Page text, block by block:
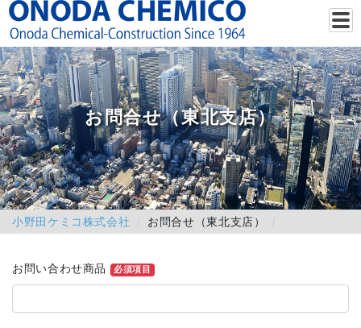
お問合せ（東北支店）
小野田ケミコ株式会社 お問合せ（東北支店）
お問い合わせ商品 必須項目